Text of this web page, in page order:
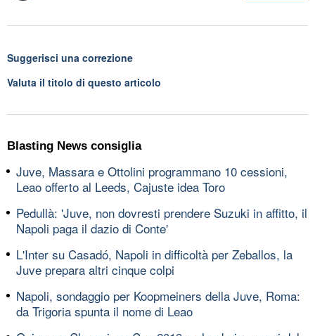
Suggerisci una correzione
Valuta il titolo di questo articolo
Blasting News consiglia
Juve, Massara e Ottolini programmano 10 cessioni,
Leao offerto al Leeds, Cajuste idea Toro
Pedullà: 'Juve, non dovresti prendere Suzuki in affitto, il
Napoli paga il dazio di Conte'
L'Inter su Casadó, Napoli in difficoltà per Zeballos, la
Juve prepara altri cinque colpi
Napoli, sondaggio per Koopmeiners della Juve, Roma:
da Trigoria spunta il nome di Leao